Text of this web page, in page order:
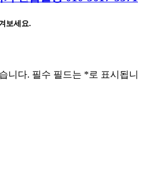
보세요.
니다. 필수 필드는 *로 표시됩니